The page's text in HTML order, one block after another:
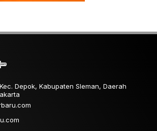
Depok, Kabupaten Sleman, Daerah